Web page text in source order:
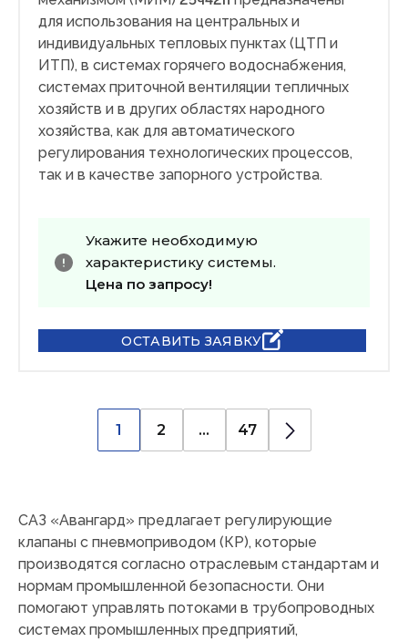
для использования на центральных и
индивидуальных тепловых пунктах (ЦТП и
ИТП), в системах горячего водоснабжения,
системах приточной вентиляции тепличных
хозяйств и в других областях народного
хозяйства, как для автоматического
регулирования технологических процессов,
так и в качестве запорного устройства.
Укажите необходимую
характеристику системы.
Цена по запросу!
ОСТАВИТЬ ЗАЯВКУ
1 2 ... 47
САЗ «Авангард» предлагает регулирующие
клапаны с пневмоприводом (КР), которые
производятся согласно отраслевым стандартам и
нормам промышленной безопасности. Они
помогают управлять потоками в трубопроводных
системах промышленных предприятий,